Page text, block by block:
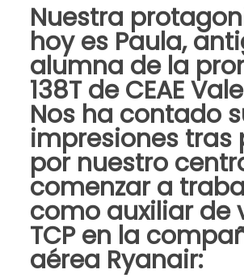
Nuestra
hoy es Paula,
alumna de la
138TdeCEAE
Nos ha contado
impresiones tras
por nuestro
comenzar a
como auxiliar de
TCP en la
aérea Ryanair: